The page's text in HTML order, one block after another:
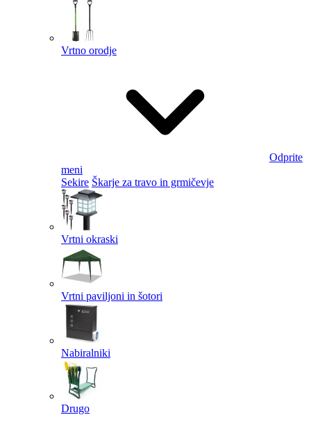
Vrtno orodje
Odprite
meni
Sekire Škarje za travo in grmičevje
Vrtni okraski
Vrtni paviljoni in šotori
Nabiralniki
Drugo